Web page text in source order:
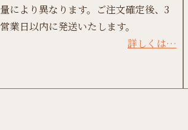
量により異なります。ご注文確定後、3
営業日以内に発送いたします。
詳しくは…